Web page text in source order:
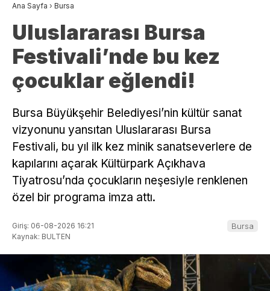
Ana Sayfa › Bursa
Uluslararası Bursa
Festivali’nde bu kez
çocuklar eğlendi!
Bursa Büyükşehir Belediyesi’nin kültür sanat
vizyonunu yansıtan Uluslararası Bursa
Festivali, bu yıl ilk kez minik sanatseverlere de
kapılarını açarak Kültürpark Açıkhava
Tiyatrosu’nda çocukların neşesiyle renklenen
özel bir programa imza attı.
Giriş: 06-08-2026 16:21
Kaynak: BULTEN
Bursa